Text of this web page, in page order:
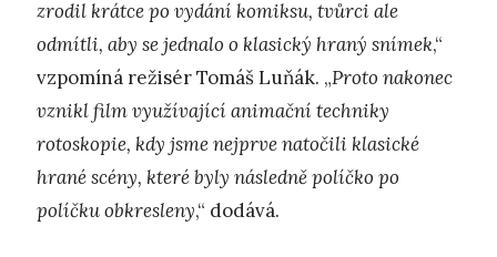
zrodil krátce po vydání komiksu, tvůrci ale
odmítli, aby se jednalo o klasický hraný snímek,“
vzpomíná režisér Tomáš Luňák. „Proto nakonec
vznikl film využívající animační techniky
rotoskopie, kdy jsme nejprve natočili klasické
hrané scény, které byly následně políčko po
políčku obkresleny,“ dodává.